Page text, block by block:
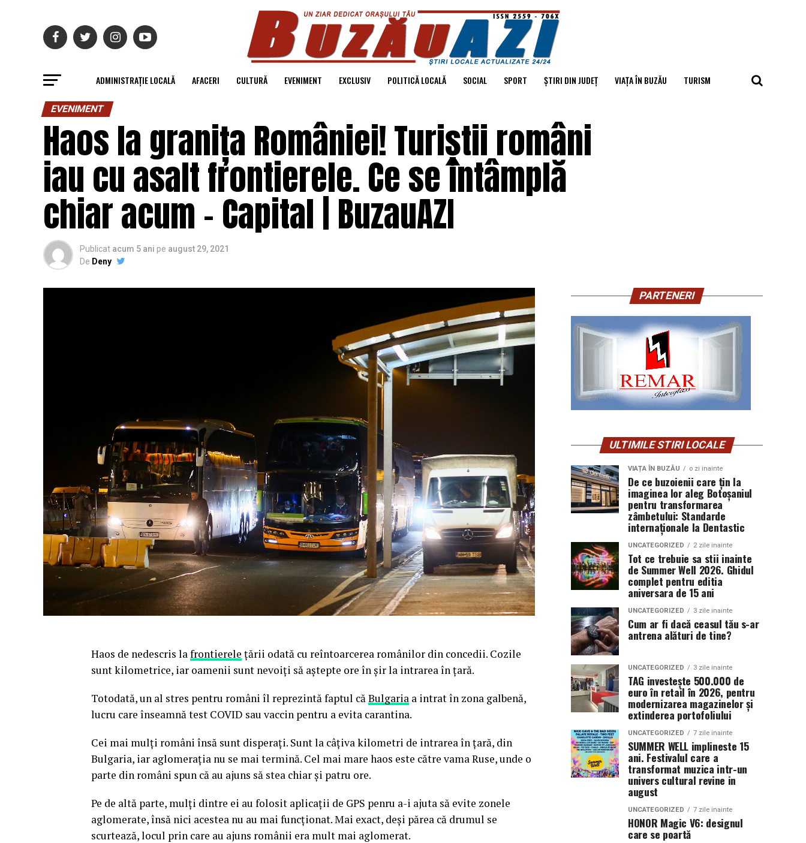
ADMINISTRAȚIE LOCALĂ AFACERI CULTURĂ EVENIMENT EXCLUSIV POLITICĂ LOCALĂ SOCIAL SPORT ȘTIRI DIN JUDEȚ VIAȚA ÎN BUZĂU TURISM
EVENIMENT
Haos la granița României! Turiștii români
iau cu asalt frontierele. Ce se întâmplă
chiar acum – Capital | BuzauAZI
Publicat acum 5 ani pe august 29, 2021
De Deny
Haos de nedescris lafrontierele țării odată cu reîntoarcerea românilor din concedii. Cozile
sunt kilometrice, iar oamenii sunt nevoiți să aștepte ore în șir la intrarea în țară.
Totodată, un al stres pentru români îl reprezintă faptul căBulgaria a intrat în zona galbenă,
lucru care înseamnă test COVID sau vaccin pentru a evita carantina.
Cei mai mulți români însă sunt disperați. Sunt la câțiva kilometri de intrarea în țară, din
Bulgaria, iar aglomerația nu se mai termină. Cel mai mare haos este către vama Ruse, unde o
parte din români spun că au ajuns să stea chiar și patru ore.
Pe de altă parte, mulți dintre ei au folosit aplicații de GPS penru a-i ajuta să evite zonele
aglomerate, însă nici acestea nu au mai funcționat. Mai exact, deși părea că drumul se
scurtează, locul prin care au ajuns românii era mult mai aglomerat.
PARTENERI
ULTIMILE STIRI LOCALE
VIAȚA ÎN BUZĂU o zi inainte
De ce buzoienii care țin la
imaginea lor aleg Botoșaniul
pentru transformarea
zâmbetului: Standarde
internaționale la Dentastic
UNCATEGORIZED 2 zile inainte
Tot ce trebuie sa stii inainte
de Summer Well 2026. Ghidul
complet pentru editia
aniversara de 15 ani
UNCATEGORIZED 3 zile inainte
Cum ar fi dacă ceasul tău s-ar
antrena alături de tine?
UNCATEGORIZED 3 zile inainte
TAG investește 500.000 de
euro în retail în 2026, pentru
modernizarea magazinelor și
extinderea portofoliului
UNCATEGORIZED 7 zile inainte
SUMMER WELL implineste 15
ani. Festivalul care a
transformat muzica intr-un
univers cultural revine in
august
UNCATEGORIZED 7 zile inainte
HONOR Magic V6: designul
care se poartă